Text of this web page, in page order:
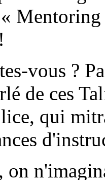
vous ?
de ces
qui
on